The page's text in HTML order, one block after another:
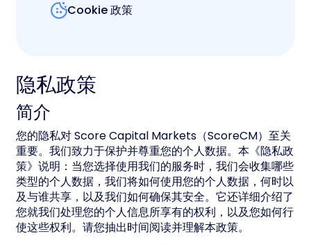
Cookie 政策
隐私政策
简介
您的隐私对 Score Capital Markets（ScoreCM）至关
重要。我们致力于保护并尊重您的个人数据。本《隐私政
策》说明：当您选择使用我们的服务时，我们会收集哪些
类型的个人数据，我们将如何使用您的个人数据，何时以
及与谁共享，以及我们如何确保其安全。它还详细介绍了
您就我们处理您的个人信息所享有的权利，以及您如何行
使这些权利。请您抽出时间阅读并理解本政策。